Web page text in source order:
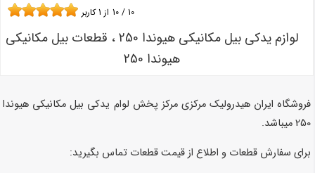
لوازم یدکی بیل مکانیکی هیوندا 250 ، قطعات بیل مکانیکی
هیوندا 250
10 / 10 از 1کاربر
فروشگاه ایران هیدرولیک مرکزی مرکز پخش لوام یدکی بیل مکانیکی هیوندا
250 میباشد.
برای سفارش قطعات و اطلاع از قیمت قطعات تماس بگیرید: